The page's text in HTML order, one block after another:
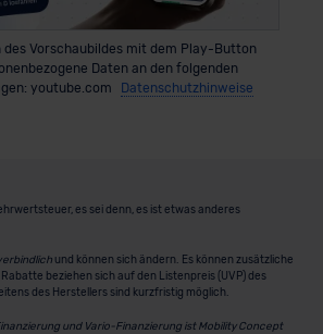
des Vorschaubildes mit dem Play-Button
Daten an den folgenden
youtube.com
Datenschutzhinweise
es sei denn, es ist etwas anderes
und können sich ändern. Es können zusätzliche
beziehen sich auf den Listenpreis (UVP) des
des Herstellers sind kurzfristig möglich.
und Vario-Finanzierung ist Mobility Concept